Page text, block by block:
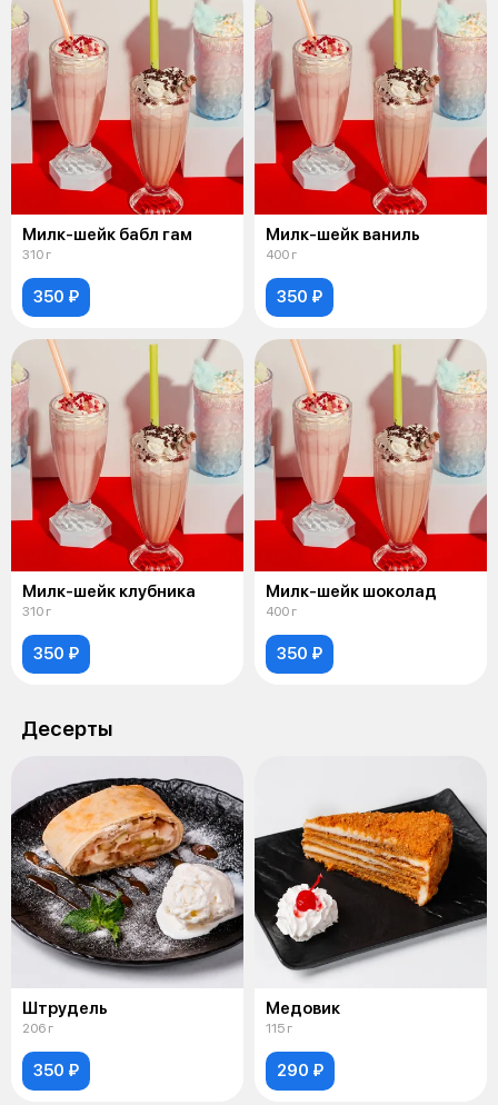
Милк-шейк бабл гам
310 г
350 ₽
Милк-шейк ваниль
400 г
350 ₽
Милк-шейк клубника
310 г
350 ₽
Милк-шейк шоколад
400 г
350 ₽
Десерты
Штрудель
206 г
350 ₽
Медовик
115 г
290 ₽